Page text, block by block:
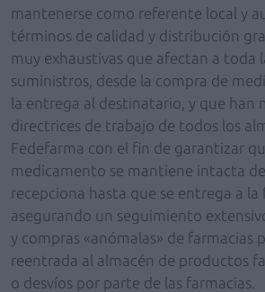
mantenerse como referente local y
términos de calidad y distribución
muy exhaustivas que afectan a toda
suministros, desde la compra de
la entrega al destinatario, y que han
directrices de trabajo de todos los
Fedefarma con el fin de garantizar
medicamento se mantiene intacta
recepciona hasta que se entrega a la
asegurando un seguimiento
y compras «anómalas» de farmacias
reentrada al almacén de productos
o desvíos por parte de las farmacias.